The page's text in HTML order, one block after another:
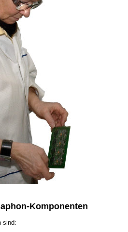
Komponenten
sind: